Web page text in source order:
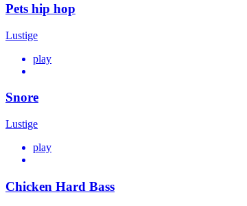
Pets hip hop
Lustige
play
Snore
Lustige
play
Chicken Hard Bass